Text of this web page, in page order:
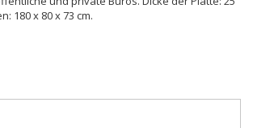
180 x 80 x 73 cm.